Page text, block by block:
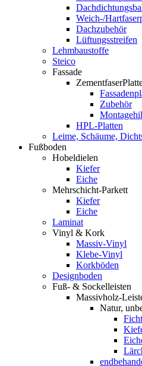
Weich-/
Dachzubehör
Lüftungsstreifen
Lehmbaustoffe
Steico
Fassade
Zubehör
HPL-Platten
Leime, Schäume,
Fußboden
Hobeldielen
Kiefer
Eiche
Mehrschicht-Parkett
Kiefer
Eiche
Laminat
Vinyl & Kork
Massiv-Vinyl
Klebe-Vinyl
Korkböden
Designboden
Fuß- & Sockelleisten
Massivholz-
Natur,